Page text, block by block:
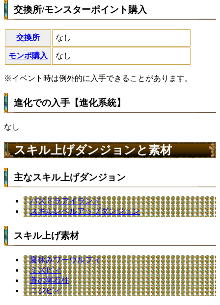
交換所/モンスターポイント購入
交換所 なし
モンポ購入 なし
※イベント時は例外的に入手できることがあります。
進化での入手【進化系統】
なし
スキル上げダンジョンと素材
主なスキル上げダンジョン
パズドラアイランド
スキルレベルアップダンジョン
スキル上げ素材
夏休みワーウルフィ
ミズピィ
蒼の冥石柱
ニジピィ